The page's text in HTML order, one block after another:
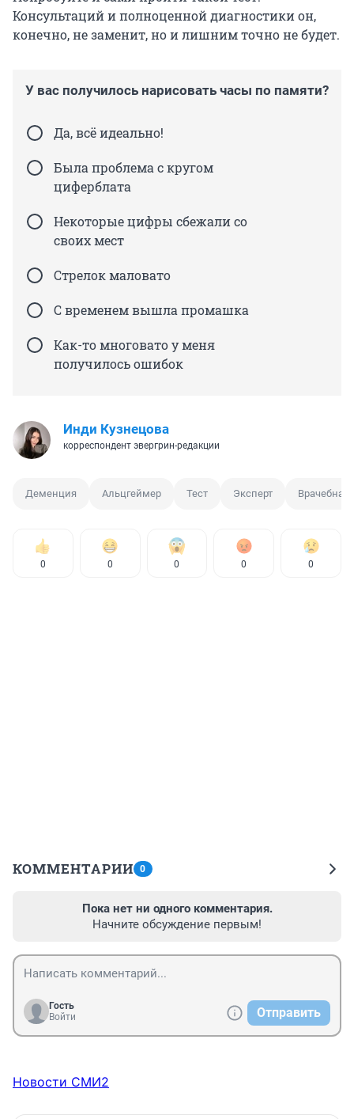
Консультаций и полноценной диагностики он,
конечно, не заменит, но и лишним точно не будет.
У вас получилось нарисовать часы по памяти?
Да, всё идеально!
Была проблема с кругом
циферблата
Некоторые цифры сбежали со
своих мест
Стрелок маловато
С временем вышла промашка
Как-то многовато у меня
получилось ошибок
Инди Кузнецова
корреспондент эвергрин-редакции
Деменция Альцгеймер Тест Эксперт Врачебная
0 0 0 0 0
КОММЕНТАРИИ 0
Пока нет ни одного комментария.
Начните обсуждение первым!
Гость
Войти
Отправить
Новости СМИ2